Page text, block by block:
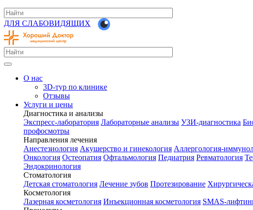
ДЛЯ СЛАБОВИДЯЩИХ
О нас
3D-тур по клинике
Отзывы
Услуги и цены
Диагностика и анализы
Экспресс-лаборатория Лабораторные анализы УЗИ-диагностика
профосмотры
Направления лечения
Анестезиология Акушерство и гинекология Аллергология-
Онкология Остеопатия Офтальмология Педиатрия Ревматология
Эндокринология
Стоматология
Детская стоматология Лечение зубов Протезирование
Косметология
Лазерная косметология Инъекционная косметология SMAS-